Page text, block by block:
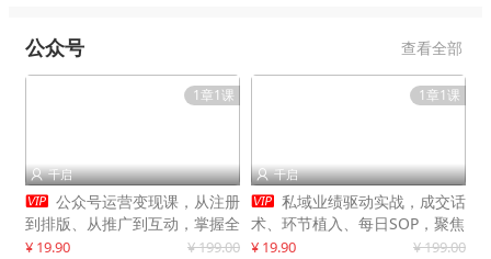
公众号 查看全部
1章1课
 千启
 公众号运营变现课，从注册
到排版、从推广到互动，掌握全
流程，开启个人品牌月入
¥ 19.90 ¥ 199.00
1章1课
 千启
 私域业绩驱动实战，成交话
术、环节植入、每日SOP，聚焦
增长，驱动营收持续突破
¥ 19.90 ¥ 199.00